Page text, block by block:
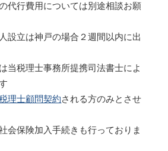
代行費用については別途相談お願
設立は神戸の場合２週間以内に出
当税理士事務所提携司法書士によ
理士顧問契約される方のみとさせ
会保険加入手続きも行っておりま